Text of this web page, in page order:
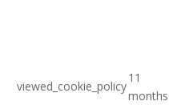
viewed_cookie_policy
11
months